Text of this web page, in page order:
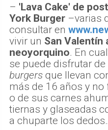
– 'Lava Cake' de
York Burger –varias
consultar en
vivir un San Valentín
neoyorquino. En
se puede disfrutar
burgers que llevan
más de 16 años y no
o de sus carnes
tiernas y glaseadas
a chuparte los